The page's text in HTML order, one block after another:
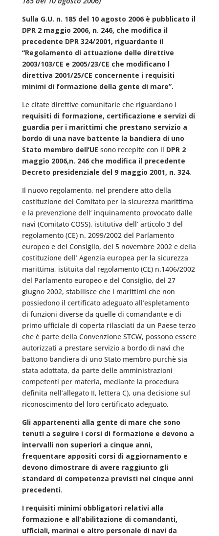
Sulla G.U. n. 185 del 10 agosto 2006 è pubblicato il
DPR 2 maggio 2006, n. 246, che modifica il
precedente DPR 324/2001, riguardante il
“Regolamento di attuazione delle direttive
2003/103/CE e 2005/23/CE che modificano l
direttiva 2001/25/CE concernente i requisiti
minimi di formazione della gente di mare”.
Le citate direttive comunitarie che riguardano i
requisiti di formazione, certificazione e servizi di
guardia per i marittimi che prestano servizio a
bordo di una nave battente la bandiera di uno
Stato membro dell’UE sono recepite con il DPR 2
maggio 2006,n. 246 che modifica il precedente
Decreto presidenziale del 9 maggio 2001, n. 324.
Il nuovo regolamento, nel prendere atto della
costituzione del Comitato per la sicurezza marittima
e la prevenzione dell’ inquinamento provocato dalle
navi (Comitato COSS), istitutiva dell’ articolo 3 del
regolamento (CE) n. 2099/2002 del Parlamento
europeo e del Consiglio, del 5 novembre 2002 e della
costituzione dell’ Agenzia europea per la sicurezza
marittima, istituita dal regolamento (CE) n.1406/2002
del Parlamento europeo e del Consiglio, del 27
giugno 2002, stabilisce che i marittimi che non
possiedono il certificato adeguato all’espletamento
di funzioni diverse da quelle di comandante e di
primo ufficiale di coperta rilasciati da un Paese terzo
che è parte della Convenzione STCW, possono essere
autorizzati a prestare servizio a bordo di navi che
battono bandiera di uno Stato membro purchè sia
stata adottata, da parte delle amministrazioni
competenti per materia, mediante la procedura
definita nell’allegato II, lettera C), una decisione sul
riconoscimento del loro certificato adeguato.
Gli appartenenti alla gente di mare che sono
tenuti a seguire i corsi di formazione e devono a
intervalli non superiori a cinque anni,
frequentare appositi corsi di aggiornamento e
devono dimostrare di avere raggiunto gli
standard di competenza previsti nei cinque anni
precedenti.
I requisiti minimi obbligatori relativi alla
formazione e all’abilitazione di comandanti,
ufficiali, marinai e altro personale di navi da